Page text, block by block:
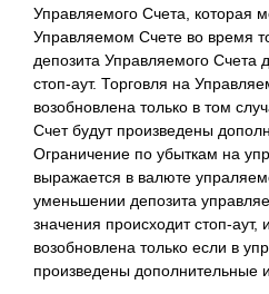
Управляемого Счета, которая
Управляемом Счете во время
депозита Управляемого Счета
стоп-аут. Торговля на
возобновлена только в том
Счет будут произведены
Ограничение по убыткам на
выражается в валюте
уменьшении депозита
значения происходит стоп-аут,
возобновлена только если в
произведены дополнительные